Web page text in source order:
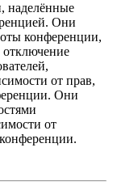
наделённые
Они
конференции,
отключение
от прав,
Они
от